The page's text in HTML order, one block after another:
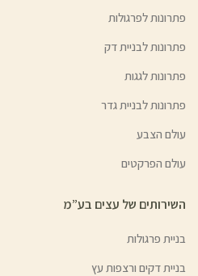
פתרונות לפרגולות
פתרונות לבניית דק
פתרונות לגגות
פתרונות לבניית גדר
עולם הצבע
עולם הפרקטים
השירותים של עצים בע”מ
בניית פרגולות
בניית דקים ורצפות עץ